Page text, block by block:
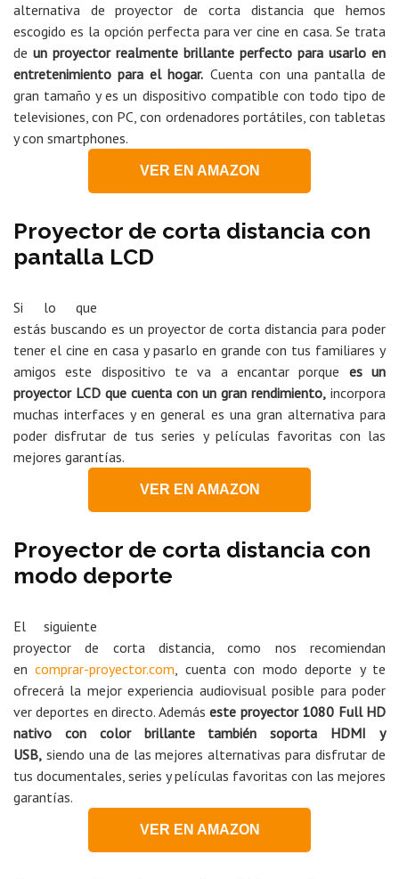
alternativa de proyector de corta distancia que hemos
escogido es la opción perfecta para ver cine en casa. Se trata
de un proyector realmente brillante perfecto para usarlo en
entretenimiento para el hogar. Cuenta con una pantalla de
gran tamaño y es un dispositivo compatible con todo tipo de
televisiones, con PC, con ordenadores portátiles, con tabletas
y con smartphones.
VER EN AMAZON
Proyector de corta distancia con
pantalla LCD
Si lo que
estás buscando es un proyector de corta distancia para poder
tener el cine en casa y pasarlo en grande con tus familiares y
amigos este dispositivo te va a encantar porque es un
proyector LCD que cuenta con un gran rendimiento, incorpora
muchas interfaces y en general es una gran alternativa para
poder disfrutar de tus series y películas favoritas con las
mejores garantías.
VER EN AMAZON
Proyector de corta distancia con
modo deporte
El siguiente
proyector de corta distancia, como nos recomiendan
encomprar-proyector.com, cuenta con modo deporte y te
ofrecerá la mejor experiencia audiovisual posible para poder
ver deportes en directo. Ademáseste proyector 1080 Full HD
nativo con color brillante también soporta HDMI y
USB, siendo una de las mejores alternativas para disfrutar de
tus documentales, series y películas favoritas con las mejores
garantías.
VER EN AMAZON